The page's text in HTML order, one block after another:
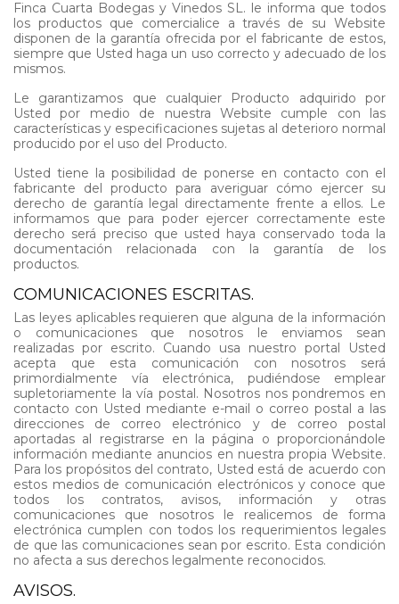
Finca Cuarta Bodegas y Vinedos SL. le informa que todos
los productos que comercialice a través de su Website
disponen de la garantía ofrecida por el fabricante de estos,
siempre que Usted haga un uso correcto y adecuado de los
mismos.
Le garantizamos que cualquier Producto adquirido por
Usted por medio de nuestra Website cumple con las
características y especificaciones sujetas al deterioro normal
producido por el uso del Producto.
Usted tiene la posibilidad de ponerse en contacto con el
fabricante del producto para averiguar cómo ejercer su
derecho de garantía legal directamente frente a ellos. Le
informamos que para poder ejercer correctamente este
derecho será preciso que usted haya conservado toda la
documentación relacionada con la garantía de los
productos.
COMUNICACIONES ESCRITAS.
Las leyes aplicables requieren que alguna de la información
o comunicaciones que nosotros le enviamos sean
realizadas por escrito. Cuando usa nuestro portal Usted
acepta que esta comunicación con nosotros será
primordialmente vía electrónica, pudiéndose emplear
supletoriamente la vía postal. Nosotros nos pondremos en
contacto con Usted mediante e-mail o correo postal a las
direcciones de correo electrónico y de correo postal
aportadas al registrarse en la página o proporcionándole
información mediante anuncios en nuestra propia Website.
Para los propósitos del contrato, Usted está de acuerdo con
estos medios de comunicación electrónicos y conoce que
todos los contratos, avisos, información y otras
comunicaciones que nosotros le realicemos de forma
electrónica cumplen con todos los requerimientos legales
de que las comunicaciones sean por escrito. Esta condición
no afecta a sus derechos legalmente reconocidos.
AVISOS.